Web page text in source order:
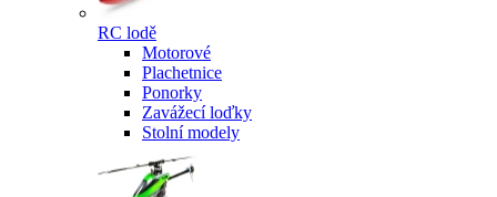
RC lodě
Motorové
Plachetnice
Ponorky
Zavážecí loďky
Stolní modely